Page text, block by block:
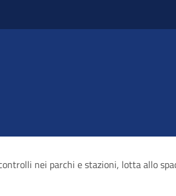
nei parchi e stazioni, lotta allo